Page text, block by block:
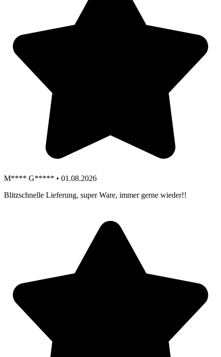
M**** G***** • 01.08.2026
Blitzschnelle Lieferung, super Ware, immer gerne wieder!!